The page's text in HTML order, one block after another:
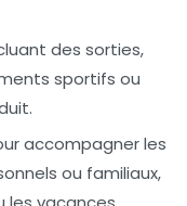
des sorties,
sportifs ou
accompagner les
ou familiaux,